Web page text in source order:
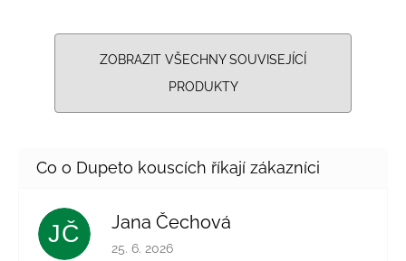
ZOBRAZIT VŠECHNY SOUVISEJÍCÍ
PRODUKTY
JČ Jana Čechová
Hodnocení obchodu je 5 z 5 hvězdiček.
25. 6. 2026